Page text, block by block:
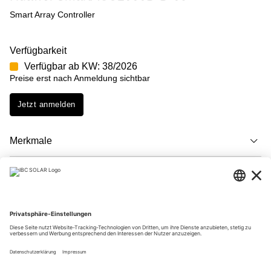
Smart Array Controller
Verfügbarkeit
Verfügbar ab KW: 38/2026
Preise erst nach Anmeldung sichtbar
Jetzt anmelden
Merkmale